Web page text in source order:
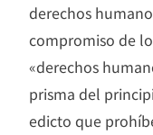
derechos
compromiso de
«derechos
prisma del
edicto que